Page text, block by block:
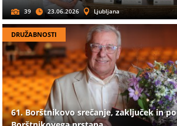
39 23.06.2026 Ljubljana
DRUŽABNOSTI
61. Borštnikovo srečanje, zaključek in